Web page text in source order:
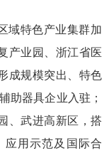
域特色产业集群加
产业园、浙江省医
成规模突出、特色
助器具企业入驻；
、武进高新区，搭
应用示范及国际合